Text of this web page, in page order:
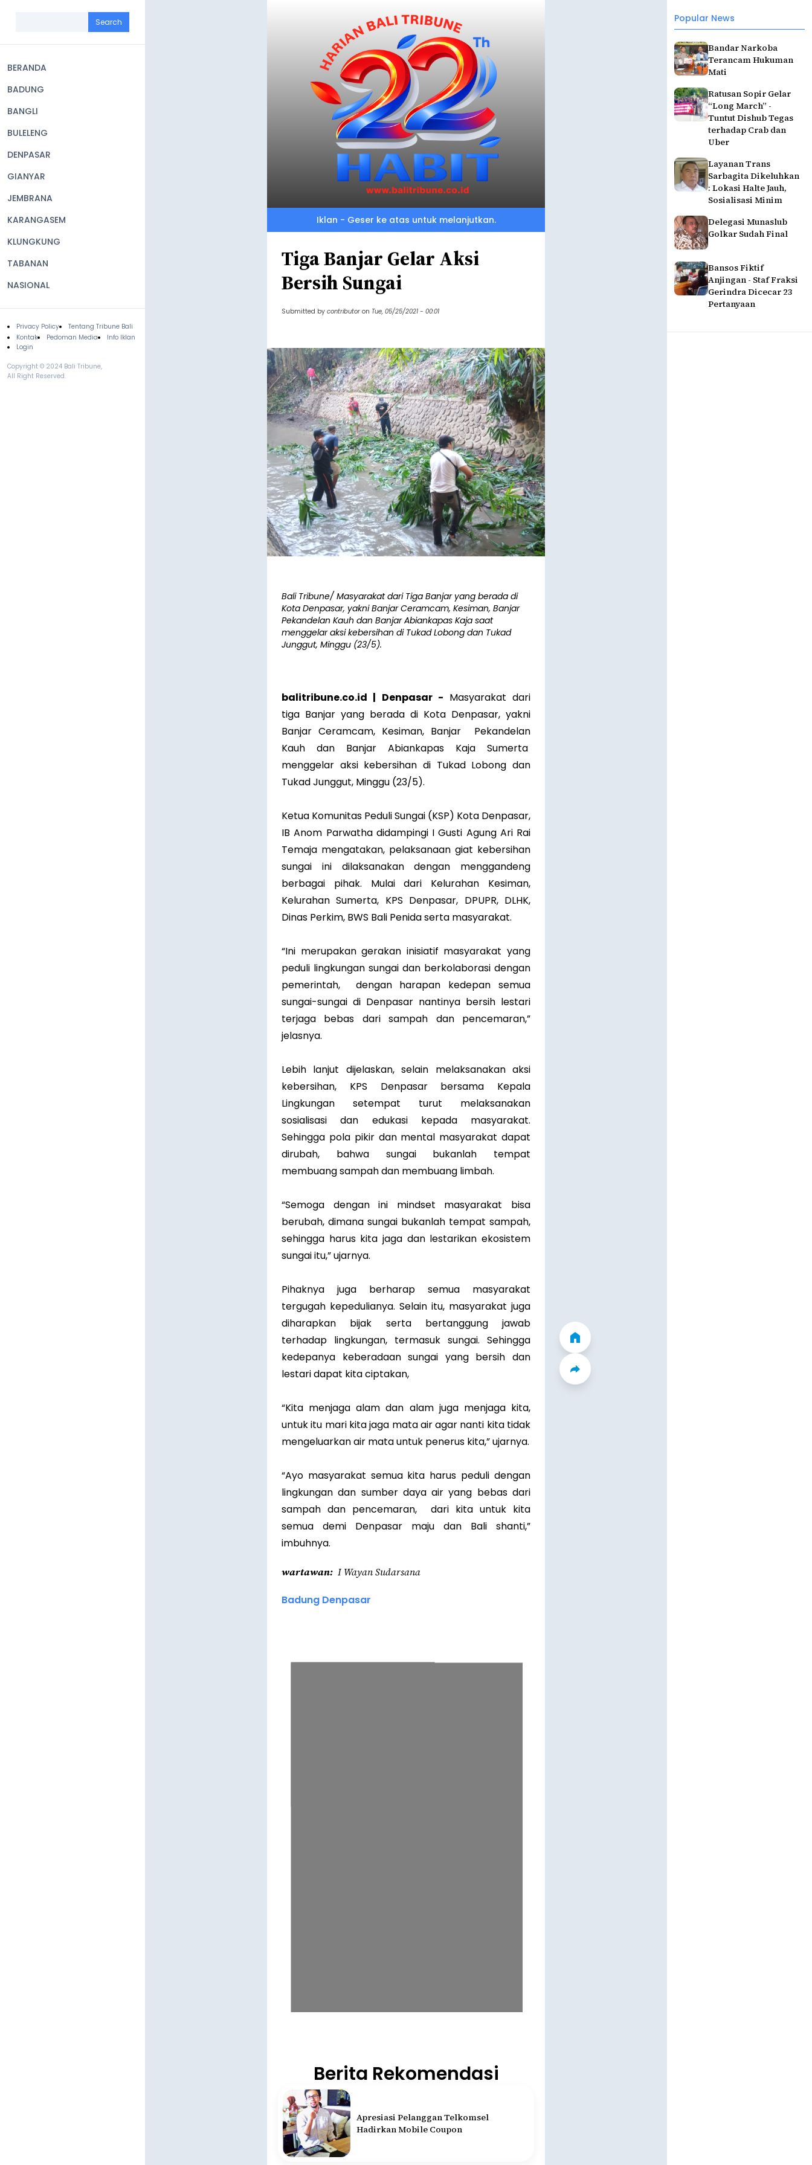
navigation
BERANDA
BADUNG
BANGLI
BULELENG
DENPASAR
GIANYAR
JEMBRANA
KARANGASEM
KLUNGKUNG
TABANAN
NASIONAL
Footer
Privacy Policy
Tentang Tribune Bali
Kontak
Pedoman Media
Info Iklan
Login
Copyright © 2024 Bali Tribune,
All Right Reserved.
Popular News
Bandar Narkoba
Terancam Hukuman
Mati
Ratusan Sopir Gelar
“Long March” -
Tuntut Dishub Tegas
terhadap Crab dan
Uber
Layanan Trans
Sarbagita Dikeluhkan
: Lokasi Halte Jauh,
Sosialisasi Minim
Delegasi Munaslub
Golkar Sudah Final
Bansos Fiktif
Anjingan - Staf Fraksi
Gerindra Dicecar 23
Pertanyaan
Iklan - Geser ke atas untuk melanjutkan.
Tiga Banjar Gelar Aksi
Bersih Sungai
Submitted by contributor on Tue, 05/25/2021 - 00:01
Bali Tribune/ Masyarakat dari Tiga Banjar yang berada di
Kota Denpasar, yakni Banjar Ceramcam, Kesiman, Banjar
Pekandelan Kauh dan Banjar Abiankapas Kaja saat
menggelar aksi kebersihan di Tukad Lobong dan Tukad
Junggut, Minggu (23/5).
balitribune.co.id | Denpasar - Masyarakat dari
tiga Banjar yang berada di Kota Denpasar, yakni
Banjar Ceramcam, Kesiman, Banjar Pekandelan
Kauh dan Banjar Abiankapas Kaja Sumerta
menggelar aksi kebersihan di Tukad Lobong dan
Tukad Junggut, Minggu (23/5).
Ketua Komunitas Peduli Sungai (KSP) Kota Denpasar,
IB Anom Parwatha didampingi I Gusti Agung Ari Rai
Temaja mengatakan, pelaksanaan giat kebersihan
sungai ini dilaksanakan dengan menggandeng
berbagai pihak. Mulai dari Kelurahan Kesiman,
Kelurahan Sumerta, KPS Denpasar, DPUPR, DLHK,
Dinas Perkim, BWS Bali Penida serta masyarakat.
“Ini merupakan gerakan inisiatif masyarakat yang
peduli lingkungan sungai dan berkolaborasi dengan
pemerintah, dengan harapan kedepan semua
sungai-sungai di Denpasar nantinya bersih lestari
terjaga bebas dari sampah dan pencemaran,”
jelasnya.
Lebih lanjut dijelaskan, selain melaksanakan aksi
kebersihan, KPS Denpasar bersama Kepala
Lingkungan setempat turut melaksanakan
sosialisasi dan edukasi kepada masyarakat.
Sehingga pola pikir dan mental masyarakat dapat
dirubah, bahwa sungai bukanlah tempat
membuang sampah dan membuang limbah.
“Semoga dengan ini mindset masyarakat bisa
berubah, dimana sungai bukanlah tempat sampah,
sehingga harus kita jaga dan lestarikan ekosistem
sungai itu,” ujarnya.
Pihaknya juga berharap semua masyarakat
tergugah kepedulianya. Selain itu, masyarakat juga
diharapkan bijak serta bertanggung jawab
terhadap lingkungan, termasuk sungai. Sehingga
kedepanya keberadaan sungai yang bersih dan
lestari dapat kita ciptakan,
“Kita menjaga alam dan alam juga menjaga kita,
untuk itu mari kita jaga mata air agar nanti kita tidak
mengeluarkan air mata untuk penerus kita,” ujarnya.
“Ayo masyarakat semua kita harus peduli dengan
lingkungan dan sumber daya air yang bebas dari
sampah dan pencemaran, dari kita untuk kita
semua demi Denpasar maju dan Bali shanti,”
imbuhnya.
wartawan I Wayan Sudarsana
Badung Denpasar
Berita Rekomendasi
Apresiasi Pelanggan Telkomsel
Hadirkan Mobile Coupon